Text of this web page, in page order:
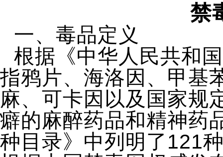
禁
一、毒品定义
根据《中华人民共和
指鸦片、海洛因、甲基
麻、可卡因以及国家规
癖的麻醉药品和精神药
种目录》中列明了121